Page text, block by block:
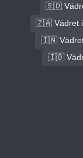
🇸🇩
🇿🇦 Vädret i
🇮🇳 Vädret
🇮🇩